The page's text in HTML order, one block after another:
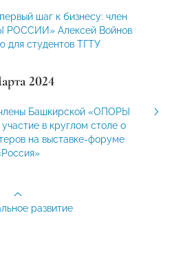
шаг к бизнесу: член
РОССИИ» Алексей Войнов
для студентов ТГТУ
2024
Башкирской «ОПОРЫ
в круглом столе о
на выставке-форуме
развитие